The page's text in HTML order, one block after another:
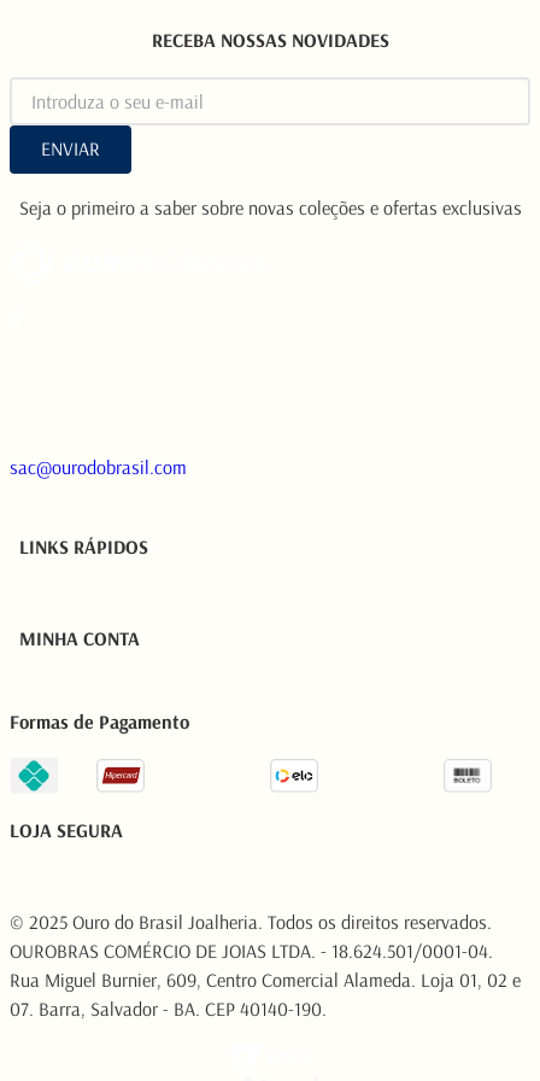
RECEBA NOSSAS NOVIDADES
ENVIAR
Seja o primeiro a saber sobre novas coleções e ofertas exclusivas
sac@ourodobrasil.com
LINKS RÁPIDOS
MINHA CONTA
Formas de Pagamento
LOJA SEGURA
© 2025 Ouro do Brasil Joalheria. Todos os direitos reservados.
OUROBRAS COMÉRCIO DE JOIAS LTDA. - 18.624.501/0001-04.
Rua Miguel Burnier, 609, Centro Comercial Alameda. Loja 01, 02 e
07. Barra, Salvador - BA. CEP 40140-190.